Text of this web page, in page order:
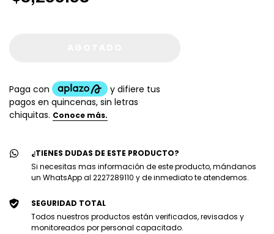
¿TIENES DUDAS DE ESTE PRODUCTO?
Si necesitas mas información de este producto, mándanos
un WhatsApp al 2227289110 y de inmediato te atendemos.
SEGURIDAD TOTAL
Todos nuestros productos están verificados, revisados y
monitoreados por personal capacitado.